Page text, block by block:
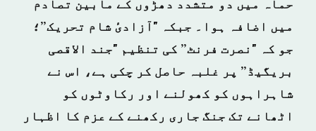
حماہ میں دو متشدد دھڑوں کے مابین تصادم
میں اضافہ ہوا۔ جبکہ "آزادیٔ شام تحریک”؛
جو کہ "نصرت فرنٹ” کی تنظیم "جند الاقصی
بریگیڈ” پر غلبہ حاصل کر چکی ہے، اس نے
شاہراہوں کو کھولنے اور رکاوٹوں کو
اٹھانے تک جنگ جاری رکھنے کے عزم کا اظہار